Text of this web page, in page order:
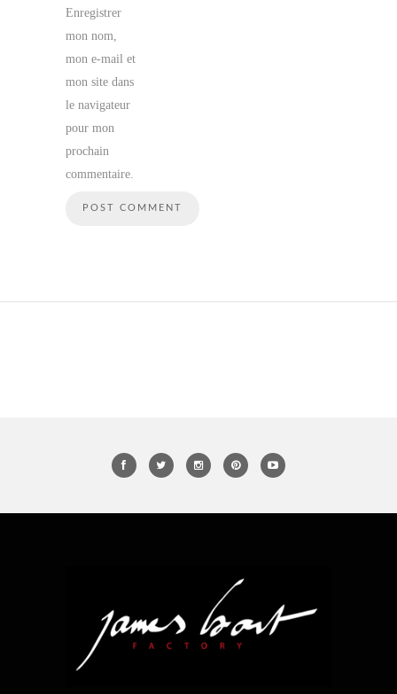
Enregistrer
mon nom,
mon e-mail et
mon site dans
le navigateur
pour mon
prochain
commentaire.